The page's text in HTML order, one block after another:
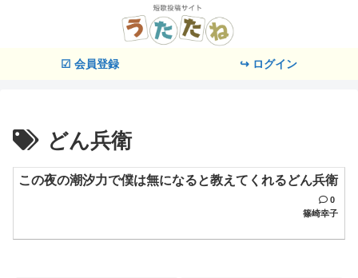
☑ 会員登録 ↪ ログイン
どん兵衛
この夜の潮汐力で僕は無になると教えてくれるどん兵衛
0
篠崎幸子